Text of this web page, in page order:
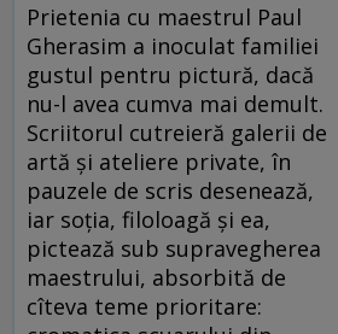
Prietenia cu maestrul Paul
Gherasim a inoculat familiei
gustul pentru pictură, dacă
nu-l avea cumva mai demult.
Scriitorul cutreieră galerii de
artă și ateliere private, în
pauzele de scris desenează,
iar soția, filoloagă și ea,
pictează sub supravegherea
maestrului, absorbită de
cîteva teme prioritare: